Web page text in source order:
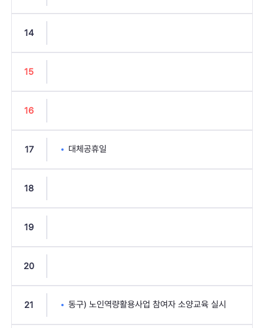
14
15
16
17 대체공휴일
18
19
20
21 동구) 노인역량활용사업 참여자 소양교육 실시